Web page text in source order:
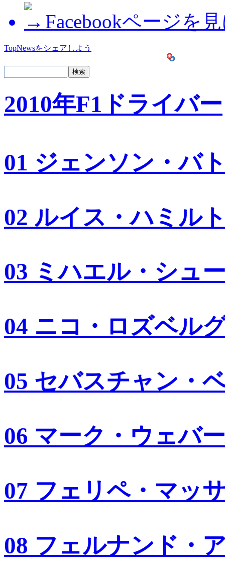
Facebookページを
TopNewsをシェアしよう
2010年F1ドライバー
01 ジェンソン・バ
02 ルイス・ハミル
03 ミハエル・シュ
04 ニコ・ロズベル
05 セバスチャン・
06 マーク・ウェバー
07 フェリペ・マッ
08 フェルナンド・